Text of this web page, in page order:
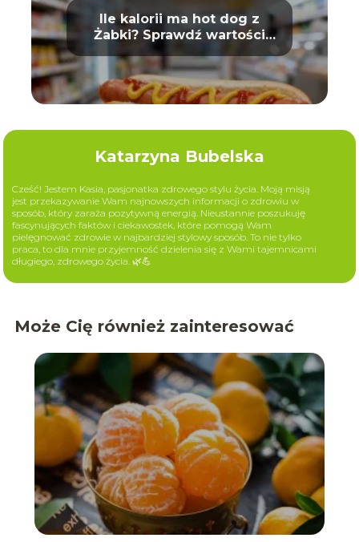
Ile kalorii ma hot dog z
Żabki? Sprawdź wartości
odżywcze
Katarzyna Bubelska
Cześć! Jestem Kasia, pasjonatka zdrowego stylu życia. Moją misją
jest przekazywanie Wam najnowszych informacji o zdrowiu w
sposób, który zaraża pozytywną energią. Nieustannie poszukuję
fascynujących faktów i ciekawostek, które pomogą Wam
pielęgnować zdrowie w najbardziej stylowy sposób. To nie tylko
praca, to dla mnie przyjemność dzielenia się z Wami tajemnicami
długiego, zdrowego życia. 🌿💪
Może Cię również zainteresować